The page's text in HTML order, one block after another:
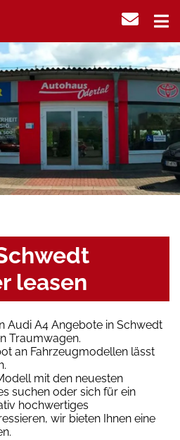
leasen
Audi A4 Angebote in Schwedt
Traumwagen.
an Fahrzeugmodellen lässt
mit den neuesten
suchen oder sich für ein
hochwertiges
wir bieten Ihnen eine